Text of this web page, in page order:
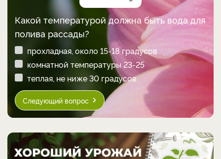
Какой температурой должна быть вода для
полива рассады?
прохладная, около 15-18 градусов
комнатной температуры 23-25
теплая, не ниже 30 градусов
Следующий вопрос